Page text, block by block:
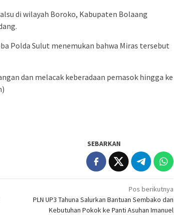
di wilayah Boroko, Kabupaten Bolaang
Polda Sulut menemukan bahwa Miras tersebut
dan melacak keberadaan pemasok hingga ke
SEBARKAN
Pos berikutnya
PLN UP3 Tahuna Salurkan Bantuan Sembako dan
Kebutuhan Pokok ke Panti Asuhan Imanuel